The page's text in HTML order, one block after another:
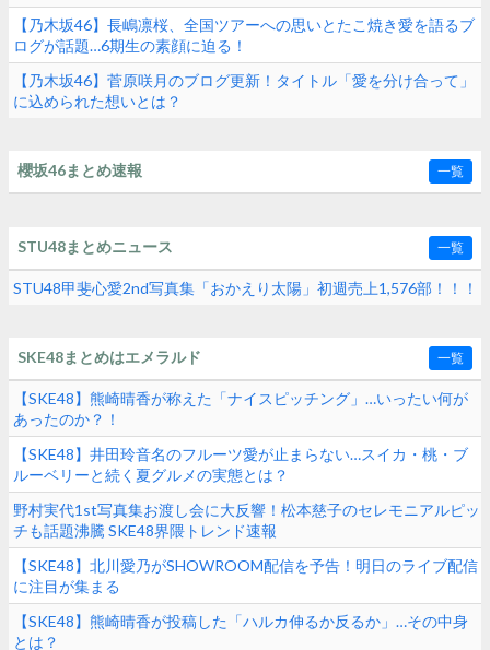
【乃木坂46】長嶋凛桜、全国ツアーへの思いとたこ焼き愛を語るブ
ログが話題…6期生の素顔に迫る！
【乃木坂46】菅原咲月のブログ更新！タイトル「愛を分け合って」
に込められた想いとは？
櫻坂46まとめ速報 一覧
STU48まとめニュース 一覧
STU48甲斐心愛2nd写真集「おかえり太陽」初週売上1,576部！！！
SKE48まとめはエメラルド 一覧
【SKE48】熊崎晴香が称えた「ナイスピッチング」…いったい何が
あったのか？！
【SKE48】井田玲音名のフルーツ愛が止まらない…スイカ・桃・ブ
ルーベリーと続く夏グルメの実態とは？
野村実代1st写真集お渡し会に大反響！松本慈子のセレモニアルピッ
チも話題沸騰 SKE48界隈トレンド速報
【SKE48】北川愛乃がSHOWROOM配信を予告！明日のライブ配信
に注目が集まる
【SKE48】熊崎晴香が投稿した「ハルカ伸るか反るか」…その中身
とは？